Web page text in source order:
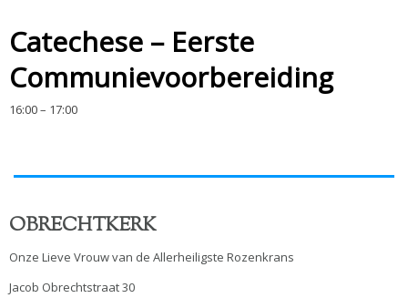
Catechese – Eerste
Communievoorbereiding
16:00 – 17:00
OBRECHTKERK
Onze Lieve Vrouw van de Allerheiligste Rozenkrans
Jacob Obrechtstraat 30